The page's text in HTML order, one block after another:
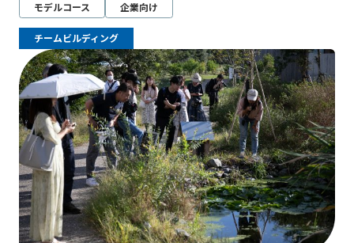
モデルコース
企業向け
チームビルディング